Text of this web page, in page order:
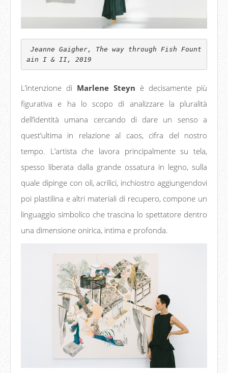
Jeanne Gaigher, The way through Fish Fount
ain I & II, 2019
L’intenzione di Marlene Steyn è decisamente più
figurativa e ha lo scopo di analizzare la pluralità
dell’identità umana cercando di dare un senso a
quest’ultima in relazione al caos, cifra del nostro
tempo. L’artista che lavora principalmente su tela,
spesso liberata dalla grande ossatura in legno, sulla
quale dipinge con oli, acrilici, inchiostro aggiungendovi
poi plastilina e altri materiali di recupero, compone un
linguaggio simbolico che trascina lo spettatore dentro
una dimensione onirica, intima e profonda.